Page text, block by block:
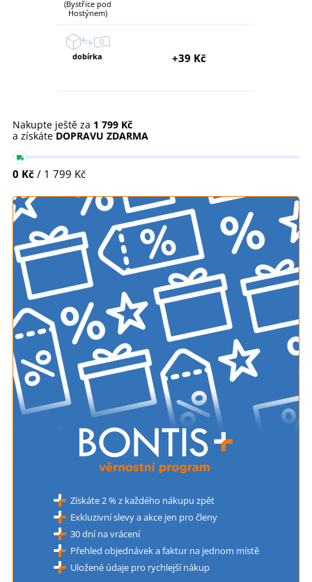
(Bystřice pod
Hostýnem)
dobírka +39 Kč
Nakupte ještě za 1 799 Kč
a získáte DOPRAVU ZDARMA
0 Kč / 1 799 Kč
Získáte 2 % z každého nákupu zpět
Exkluzivní slevy a akce jen pro členy
30 dní na vrácení
Přehled objednávek a faktur na jednom místě
Uložené údaje pro rychlejší nákup